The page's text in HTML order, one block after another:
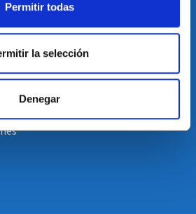
Permitir todas
la selección
Denegar
Restablecer el idioma Volver arriba
NEWSLETTER